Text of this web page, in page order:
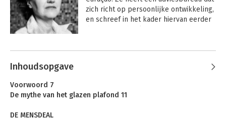
zich richt op persoonlijke ontwikkeling,
en schreef in het kader hiervan eerder
en maten.
Andere boeken door Marlies
Brenters
Inhoudsopgave
Voorwoord 7
De mythe van het glazen plafond 11
DE MENSDEAL